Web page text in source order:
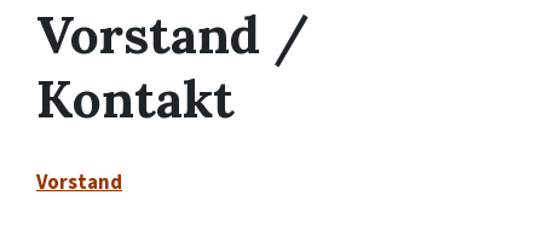
Vorstand /
Kontakt
Vorstand